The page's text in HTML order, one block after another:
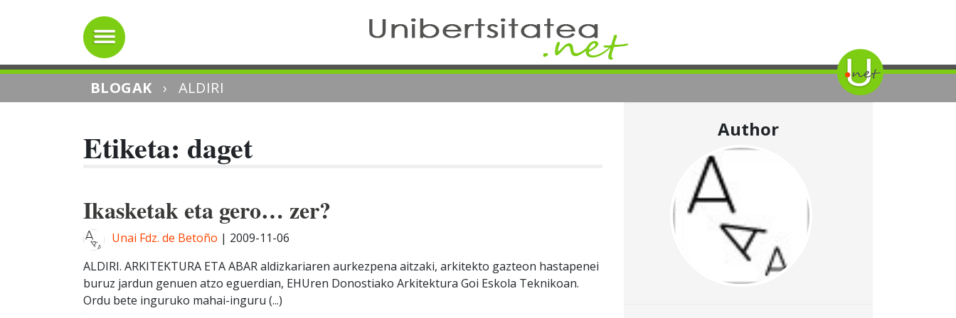
BLOGAK › ALDIRI
Etiketa: daget
Ikasketak eta gero… zer?
Unai Fdz. de Betoño | 2009-11-06
ALDIRI. ARKITEKTURA ETA ABAR aldizkariaren aurkezpena aitzaki, arkitekto gazteon hastapenei
buruz jardun genuen atzo eguerdian, EHUren Donostiako Arkitektura Goi Eskola Teknikoan.
Ordu bete inguruko mahai-inguru (...)
Author